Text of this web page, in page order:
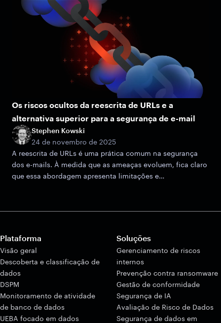
Os riscos ocultos da reescrita de URLs e a
alternativa superior para a segurança de e-mail
Stephen Kowski
24 de novembro de 2025
A reescrita de URLs é uma prática comum na segurança
dos e-mails. À medida que as ameaças evoluem, fica claro
que essa abordagem apresenta limitações e
Plataforma
Visão geral
Descoberta e classificação de
dados
DSPM
Monitoramento de atividade
de banco de dados
UEBA focado em dados
Soluções
Gerenciamento de riscos
internos
Prevenção contra ransomware
Gestão de conformidade
Segurança de IA
Avaliação de Risco de Dados
Segurança de dados em